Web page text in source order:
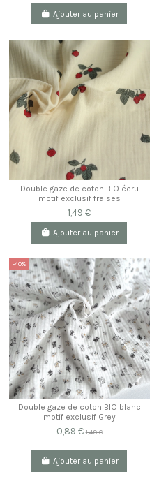
Ajouter au panier
Double gaze de coton BIO écru
motif exclusif fraises
1,49 €
Ajouter au panier
-40%
Double gaze de coton BIO blanc
motif exclusif Grey
0,89 €1,49 €
Ajouter au panier